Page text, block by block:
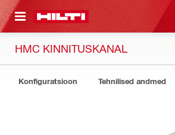
JUURDE
HMC KINNITUSKANAL
Konfiguratsioon Tehnilised andmed